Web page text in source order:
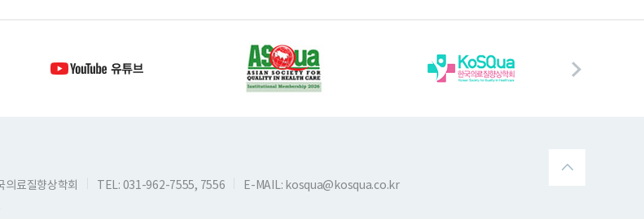
의료질향상학회 TEL: 031-962-7555, 7556
E-MAIL: kosqua@kosqua.co.kr